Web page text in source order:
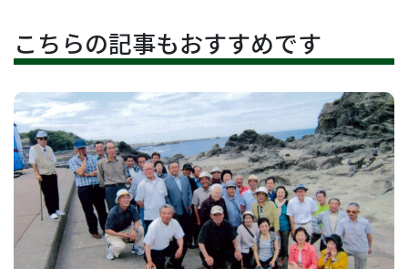
こちらの記事もおすすめです